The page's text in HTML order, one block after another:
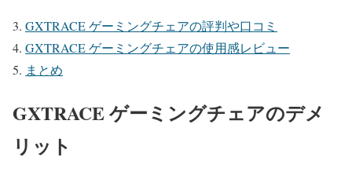
GXTRACE ゲーミングチェアの評判や口コミ
GXTRACE ゲーミングチェアの使用感レビュー
まとめ
GXTRACE ゲーミングチェアのデメ
リット